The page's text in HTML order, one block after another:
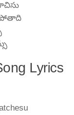
Lyrics